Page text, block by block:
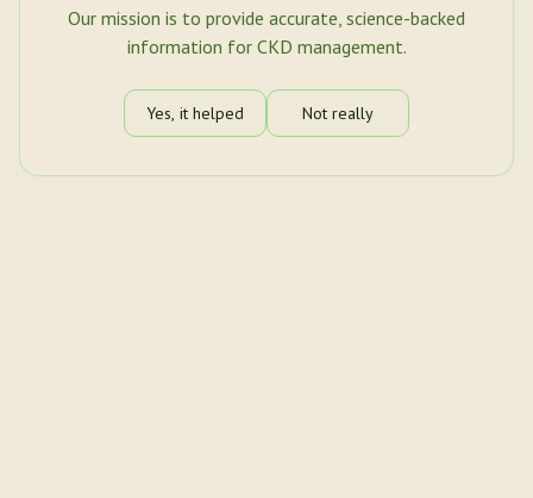
Our mission is to provide accurate, science-backed
information for CKD management.
Yes, it helped Not really